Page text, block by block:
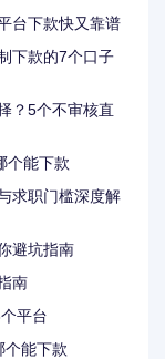
台下款快又靠谱
下款的7个口子
？5个不审核直
个能下款
求职门槛深度解
避坑指南
南
平台
个能下款